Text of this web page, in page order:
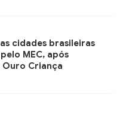
cidades brasileiras
MEC, após
Criança